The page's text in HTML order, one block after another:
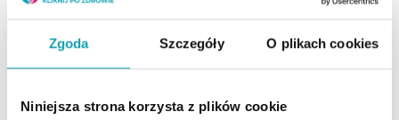
Zgoda Szczegóły O plikach cookies
Niniejsza strona korzysta z plików cookie
Na śniegu często dochodzi do złamań, zwichnięć i
innych urazów. Jak im zapobiec? O czym warto pamiętać
ekspert alleco.pl.